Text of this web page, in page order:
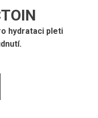
hydrataci pleti